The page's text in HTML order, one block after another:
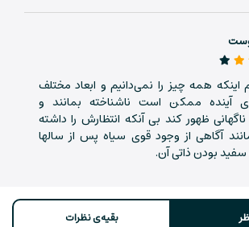
اینکه همه چیز را نمی‌دانیم و ابعاد مختلف
آینده ممکن است ناشناخته بمانند و
ظهور کند بی آنکه انتظارش را داشته
آگاهی از وجود قوی سیاه پس از سالها
سفید بودن ذاتی آن.
بقیه‌ی نظرات